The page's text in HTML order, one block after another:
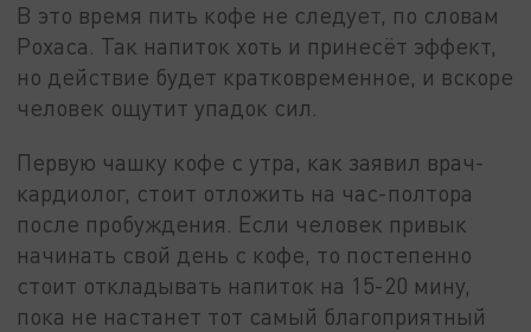
В это время пить кофе не следует, по словам
Рохаса. Так напиток хоть и принесёт эффект,
но действие будет кратковременное, и вскоре
человек ощутит упадок сил.
Первую чашку кофе с утра, как заявил врач-
кардиолог, стоит отложить на час-полтора
после пробуждения. Если человек привык
начинать свой день с кофе, то постепенно
стоит откладывать напиток на 15-20 мину,
пока не настанет тот самый благоприятный